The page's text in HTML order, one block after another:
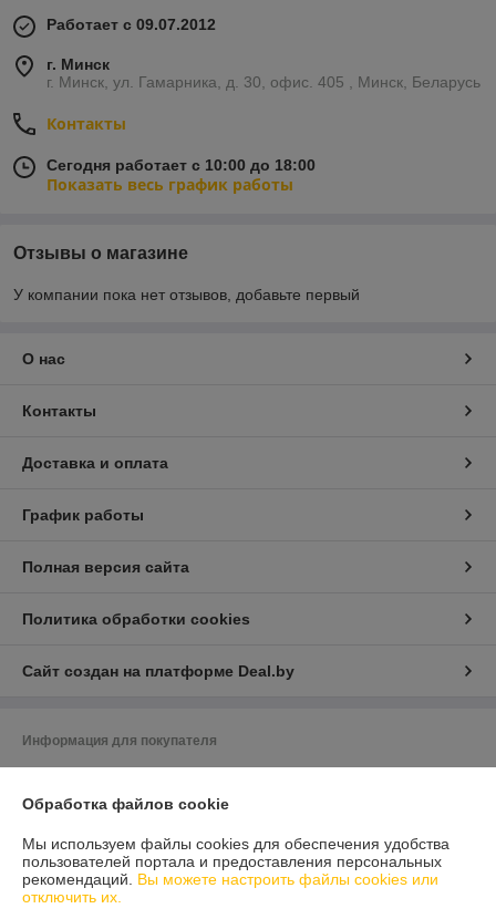
Работает с 09.07.2012
г. Минск
г. Минск, ул. Гамарника, д. 30, офис. 405 , Минск, Беларусь
Контакты
Сегодня работает с 10:00 до 18:00
Показать весь график работы
Отзывы о магазине
У компании пока нет отзывов, добавьте первый
О нас
Контакты
Доставка и оплата
График работы
Полная версия сайта
Политика обработки cookies
Сайт создан на платформе Deal.by
Информация для покупателя
УНП: 193543133
Регистрационный орган: Минский горисполком
Обработка файлов cookie
Мы используем файлы cookies для обеспечения удобства
пользователей портала и предоставления персональных
рекомендаций. Вы можете настроить файлы cookies или
отключить их.